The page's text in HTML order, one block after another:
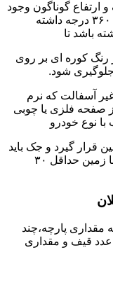
گوناگون وجود
دارد.یک جک سوسماری باید دسته با چرخش ۳۶۰ درجه داشته
باشد تا
رنگ کوره ای بر روی
شود.
آسفالت که نرم
صفحه فلزی یا چوبی
نوع خودرو
قرار گیرد و جک باید
خودرو را به نحوی بالا ببرد تا فاصله لاستیک با زمین حداقل ۳۰
پارچه،چند
قیف و مقداری